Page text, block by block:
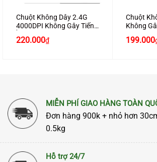
Chuột Không Dây 2.4G
4000DPI Không Gây Tiếng
90545 Cao Cấp
220.000₫
Chuột
Không
Click
199.000
MIỄN PHÍ GIAO HÀNG TOÀN
Đơn hàng 900k + nhỏ hơn
0.5kg
Hỗ trợ 24/7